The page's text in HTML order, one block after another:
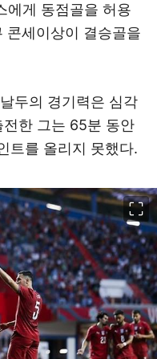
에게 동점골을 허용
콘세이상이 결승골을
두의 경기력은 심각
한 그는 65분 동안
트를 올리지 못했다.